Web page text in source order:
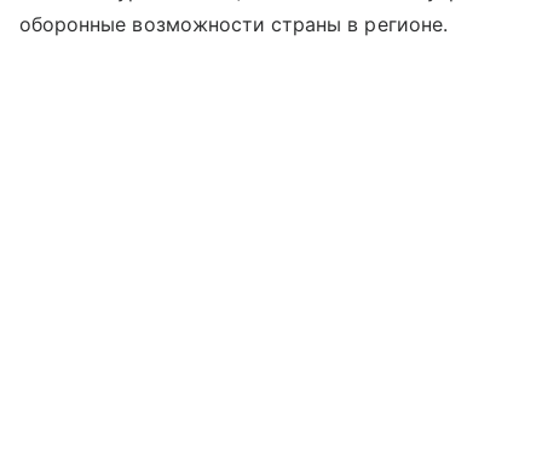
оборонные возможности страны в регионе.